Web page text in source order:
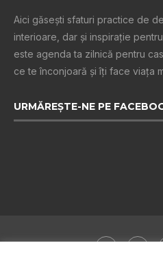
Aici găsești sfaturi practice de
interioare, dar și inspiraţie
este agenda ta zilnică pentru
ce te înconjoară şi îţi face viaţa
URMĂREȘTE-NE PE